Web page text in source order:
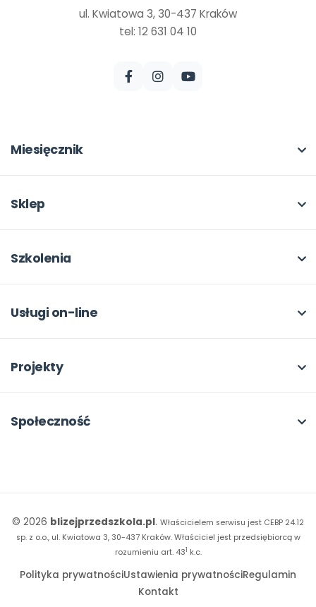
ul. Kwiatowa 3, 30-437 Kraków
tel: 12 631 04 10
Miesięcznik
W numerze
Pomoce dydaktyczne
Dla autorów
Sklep
Moje zakupy
Odbiory i kontakt
Rabat dla przedszkoli
Szkolenia
Online
Dla rad pedagogicznych
18. FORUM
Usługi on-line
Moja Płytoteka
Kiosk online
Projekty
Kumpelkowo
Dookoła Polski
Sprintem do maratonu
Społeczność
Instagram
© 2026 blizejprzedszkola.pl. Właścicielem serwisu jest CEBP 24.12
sp. z o.o., ul. Kwiatowa 3, 30-437 Kraków.Właściciel jest przedsiębiorcą w
rozumieniu art. 431 k.c.
Polityka prywatnościUstawienia prywatnościRegulamin
Kontakt